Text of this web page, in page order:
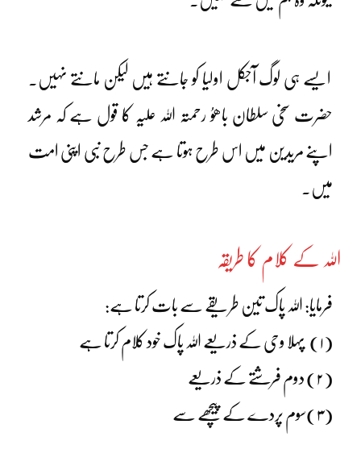
ایسے ہی لوگ آجکل اولیا کو جانتے ہیں لیکن مانتے نہیں۔
حضرت سخی سلطان باھوُ رحمتہ اللہ علیہ کا قول ہے کہ مرشد
اپنے مریدین میں اس طرح ہوتا ہے جس طرح نبی اپنی امت
میں۔
اللہ کے کلام کا طریقہ
فرمایا: اللہ پاک تین طریقے سے بات کرتا ہے:
(۱) پہلا وحی کے ذریعے اللہ پاک خود کلام کرتا ہے
(۲) دوم فرشتے کے ذریعے
(۳)سوم پردے کے پیچھے سے